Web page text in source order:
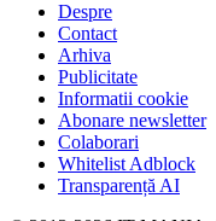
Despre
Contact
Arhiva
Publicitate
Informatii cookie
Abonare newsletter
Colaborari
Whitelist Adblock
Transparență AI